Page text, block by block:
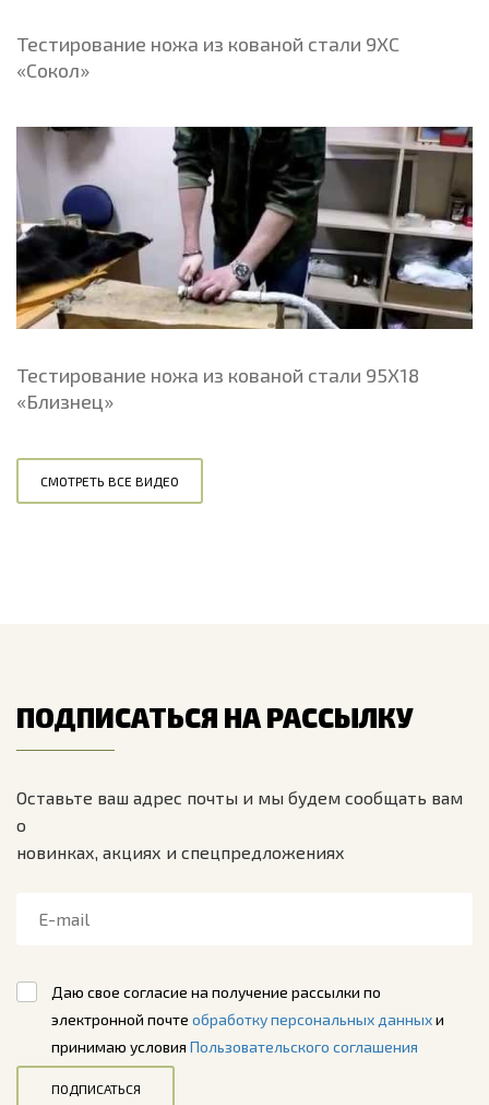
Тестирование ножа из кованой стали 9ХС
«Сокол»
Тестирование ножа из кованой стали 95Х18
«Близнец»
СМОТРЕТЬ ВСЕ ВИДЕО
ПОДПИСАТЬСЯ НА РАССЫЛКУ
Оставьте ваш адрес почты и мы будем сообщать вам
о
новинках, акциях и спецпредложениях
Даю свое согласие на получение рассылки по
электронной почте обработку персональных данныхи
принимаю условия Пользовательского соглашения
ПОДПИСАТЬСЯ